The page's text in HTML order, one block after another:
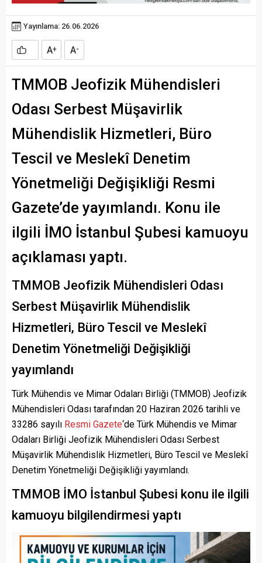
Yayınlama: 26.06.2026
A+ A-
TMMOB Jeofizik Mühendisleri
Odası Serbest Müşavirlik
Mühendislik Hizmetleri, Büro
Tescil ve Meslekî Denetim
Yönetmeliği Değişikliği Resmi
Gazete’de yayımlandı. Konu ile
ilgili İMO İstanbul Şubesi kamuoyu
açıklaması yaptı.
TMMOB Jeofizik Mühendisleri Odası
Serbest Müşavirlik Mühendislik
Hizmetleri, Büro Tescil ve Meslekî
Denetim Yönetmeliği Değişikliği
yayımlandı
Türk Mühendis ve Mimar Odaları Birliği (TMMOB) Jeofizik
Mühendisleri Odası tarafından 20 Haziran 2026 tarihli ve
33286 sayılı Resmi Gazete‘de Türk Mühendis ve Mimar
Odaları Birliği Jeofizik Mühendisleri Odası Serbest
Müşavirlik Mühendislik Hizmetleri, Büro Tescil ve Meslekî
Denetim Yönetmeliği Değişikliği yayımlandı.
TMMOB İMO İstanbul Şubesi konu ile ilgili
kamuoyu bilgilendirmesi yaptı